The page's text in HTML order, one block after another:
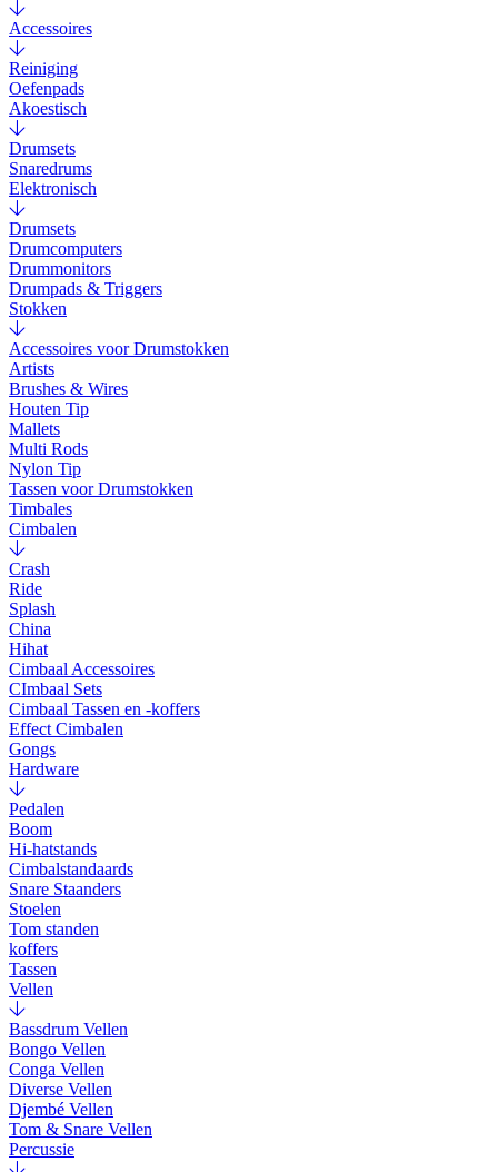
Accessoires
Reiniging
Oefenpads
Akoestisch
Drumsets
Snaredrums
Elektronisch
Drumsets
Drumcomputers
Drummonitors
Drumpads & Triggers
Stokken
Accessoires voor Drumstokken
Artists
Brushes & Wires
Houten Tip
Mallets
Multi Rods
Nylon Tip
Tassen voor Drumstokken
Timbales
Cimbalen
Crash
Ride
Splash
China
Hihat
Cimbaal Accessoires
CImbaal Sets
Cimbaal Tassen en -koffers
Effect Cimbalen
Gongs
Hardware
Pedalen
Boom
Hi-hatstands
Cimbalstandaards
Snare Staanders
Stoelen
Tom standen
koffers
Tassen
Vellen
Bassdrum Vellen
Bongo Vellen
Conga Vellen
Diverse Vellen
Djembé Vellen
Tom & Snare Vellen
Percussie